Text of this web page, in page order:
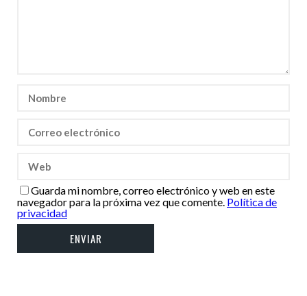
Guarda mi nombre, correo electrónico y web en este
navegador para la próxima vez que comente. Política de
privacidad